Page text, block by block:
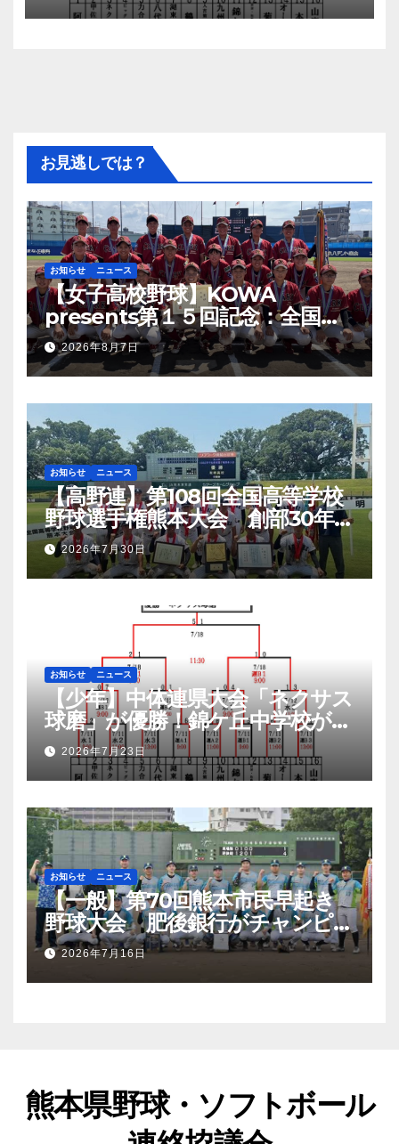
お見逃しでは？
お知らせ ニュース
【女子高校野球】KOWA
presents第１５回記念：全国高
等学校女子硬式野球ユース大会開
幕
2026年8月7日
お知らせ ニュース
【高野連】第108回全国高等学校
野球選手権熊本大会 創部30年有
明高校悲願の初優勝
2026年7月30日
お知らせ ニュース
【少年】中体連県大会「ネクサス
球磨」が優勝！錦ケ丘中学校が準
優勝！九州大会へ
2026年7月23日
お知らせ ニュース
【一般】第70回熊本市民早起き
野球大会 肥後銀行がチャンピオ
ンシップ初優勝
2026年7月16日
熊本県野球・ソフトボール